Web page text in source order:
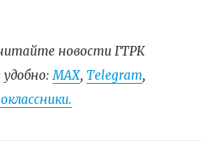
новости ГТРК
МАХ, Telegram,